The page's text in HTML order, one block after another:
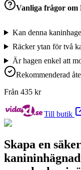
Vanliga frågor om
Kan denna
Räcker ytan för två
Är hagen enkel att
Rekommenderad
Från 435 kr
Till butik
Skapa en